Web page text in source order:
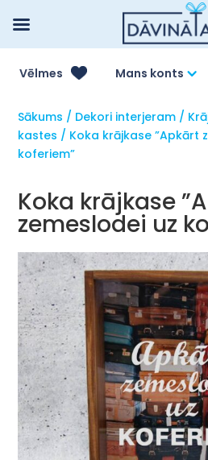
Vēlmes Mans konts
Sākums / Dekori interjeram /
kastes / Koka krājkase ”Apkārt
koferiem”
Koka krājkase
zemeslodei uz